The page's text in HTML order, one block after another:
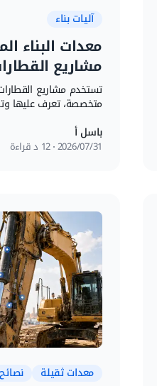
آليات بناء
معدات البناء
مشاريع
في الإمارات
تستخدم مشاريع
متخصصة، تعرف عليها
باسل أ
31‏/07‏/2026
معدات ثقيلة